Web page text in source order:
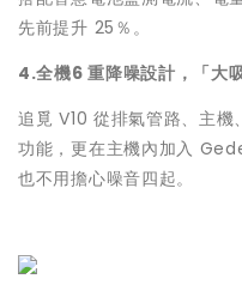
先前提升 25％。
4.全機6 重降噪設計，「大
追覓 V10 從排氣管路、主
功能，更在主機內加入
也不用擔心噪音四起。